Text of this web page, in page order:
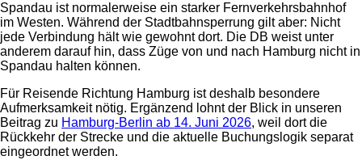
Spandau ist normalerweise ein starker Fernverkehrsbahnhof
im Westen. Während der Stadtbahnsperrung gilt aber: Nicht
jede Verbindung hält wie gewohnt dort. Die DB weist unter
anderem darauf hin, dass Züge von und nach Hamburg nicht in
Spandau halten können.
Für Reisende Richtung Hamburg ist deshalb besondere
Aufmerksamkeit nötig. Ergänzend lohnt der Blick in unseren
Beitrag zu Hamburg-Berlin ab 14. Juni 2026, weil dort die
Rückkehr der Strecke und die aktuelle Buchungslogik separat
eingeordnet werden.